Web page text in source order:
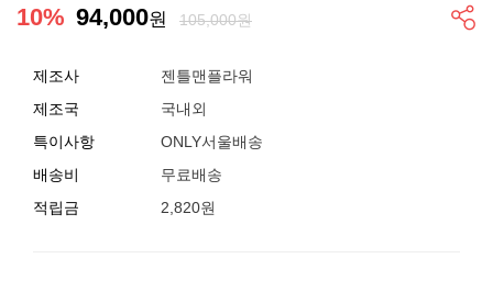
10% 94,000원 105,000원
제조사
젠틀맨플라워
제조국
국내외
특이사항
ONLY서울배송
배송비
무료배송
적립금
2,820원